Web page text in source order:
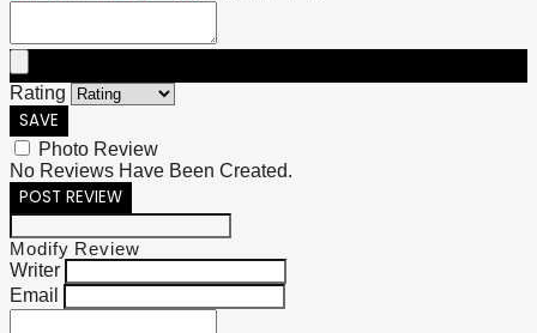
Rating
SAVE
Photo Review
No Reviews Have Been Created.
POST REVIEW
Modify Review
Writer
Email